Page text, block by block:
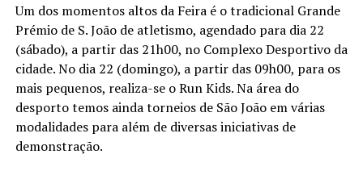
Um dos momentos altos da Feira é o tradicional Grande
Prémio de S. João de atletismo, agendado para dia 22
(sábado), a partir das 21h00, no Complexo Desportivo da
cidade. No dia 22 (domingo), a partir das 09h00, para os
mais pequenos, realiza-se o Run Kids. Na área do
desporto temos ainda torneios de São João em várias
modalidades para além de diversas iniciativas de
demonstração.